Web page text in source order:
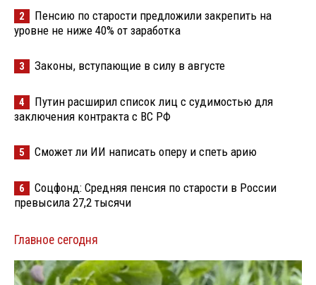
2
Пенсию по старости предложили закрепить на
уровне не ниже 40% от заработка
3 Законы, вступающие в силу в августе
4
Путин расширил список лиц с судимостью для
заключения контракта с ВС РФ
5 Сможет ли ИИ написать оперу и спеть арию
6
Соцфонд: Средняя пенсия по старости в России
превысила 27,2 тысячи
Главное сегодня